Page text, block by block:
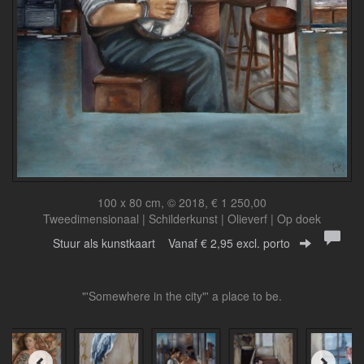
100 x 80 cm, © 2018, € 1 250,00
Tweedimensionaal | Schilderkunst | Olieverf | Op doek
Stuur als kunstkaart Vanaf € 2,95 excl. porto
"'Somewhere in the city"' a place to be.